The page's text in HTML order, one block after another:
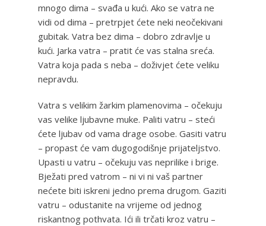
mnogo dima – svađa u kući. Ako se vatra ne
vidi od dima – pretrpjet ćete neki neočekivani
gubitak. Vatra bez dima – dobro zdravlje u
kući. Jarka vatra – pratit će vas stalna sreća.
Vatra koja pada s neba – doživjet ćete veliku
nepravdu.
Vatra s velikim žarkim plamenovima – očekuju
vas velike ljubavne muke. Paliti vatru – steći
ćete ljubav od vama drage osobe. Gasiti vatru
– propast će vam dugogodišnje prijateljstvo.
Upasti u vatru – očekuju vas neprilike i brige.
Bježati pred vatrom – ni vi ni vaš partner
nećete biti iskreni jedno prema drugom. Gaziti
vatru – odustanite na vrijeme od jednog
riskantnog pothvata. Ići ili trčati kroz vatru –